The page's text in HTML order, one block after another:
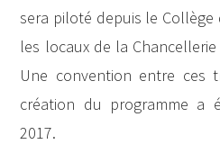
sera piloté depuis le
les locaux de la
Une convention entre ces
création du programme a
2017.